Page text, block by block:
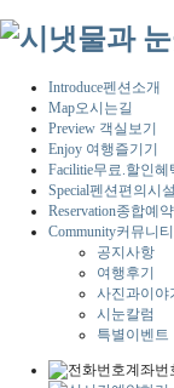
Introduce펜션소개
Map오시는길
Preview 객실보기
Enjoy 여행즐기기
Facilitie무료.할인혜
Special펜션편의시설
Reservation종합예
Community커뮤니티
공지사항
여행후기
사진과이야
시눈칼럼
특별이벤트